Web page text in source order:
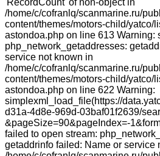
'RecordCount' of non-object in
/home/c/cofranlq/scanmarine.ru/
content/themes/motors-child/yatco/
astondoa.php on line 613 Warning:
php_network_getaddresses:
service not known in
/home/c/cofranlq/scanmarine.ru/
content/themes/motors-child/yatco/
astondoa.php on line 622 Warning:
simplexml_load_file(https://
d31a-4d8e-969d-03baf01f2639/
&pageSize=90&pageIndex=-
failed to open stream:
getaddrinfo failed: Name or service